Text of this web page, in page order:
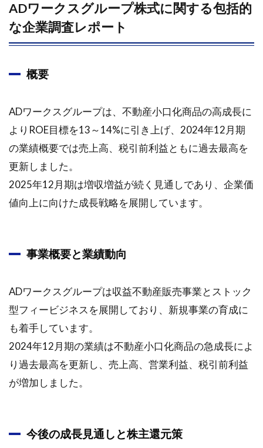
ADワークスグループ株式に関する包括的
な企業調査レポート
概要
ADワークスグループは、不動産小口化商品の高成長に
よりROE目標を13～14%に引き上げ、2024年12月期
の業績概要では売上高、税引前利益ともに過去最高を
更新しました。
2025年12月期は増収増益が続く見通しであり、企業価
値向上に向けた成長戦略を展開しています。
事業概要と業績動向
ADワークスグループは収益不動産販売事業とストック
型フィービジネスを展開しており、新規事業の育成に
も着手しています。
2024年12月期の業績は不動産小口化商品の急成長によ
り過去最高を更新し、売上高、営業利益、税引前利益
が増加しました。
今後の成長見通しと株主還元策